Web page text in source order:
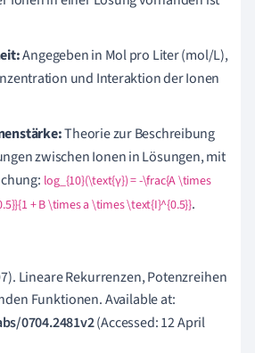
Angegeben in Mol pro Liter (mol/L),
und Interaktion der Ionen
Theorie zur Beschreibung
zwischen Ionen in Lösungen, mit
log_{10}(\text{γ}) = -\frac{A \times
+ B \times a \times \text{I}^{0.5}}.
Lineare Rekurrenzen, Potenzreihen
Funktionen. Available at:
0704.2481v2(Accessed: 12 April